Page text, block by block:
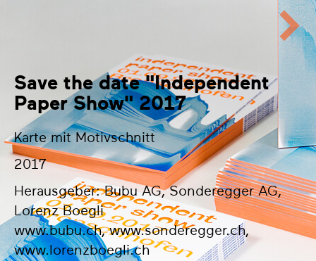
Save the date "Independent
Paper Show" 2017
Karte mit Motivschnitt
2017
Herausgeber: Bubu AG, Sonderegger AG,
Lorenz Boegli
www.bubu.ch,www.sonderegger.ch,
www.lorenzboegli.ch